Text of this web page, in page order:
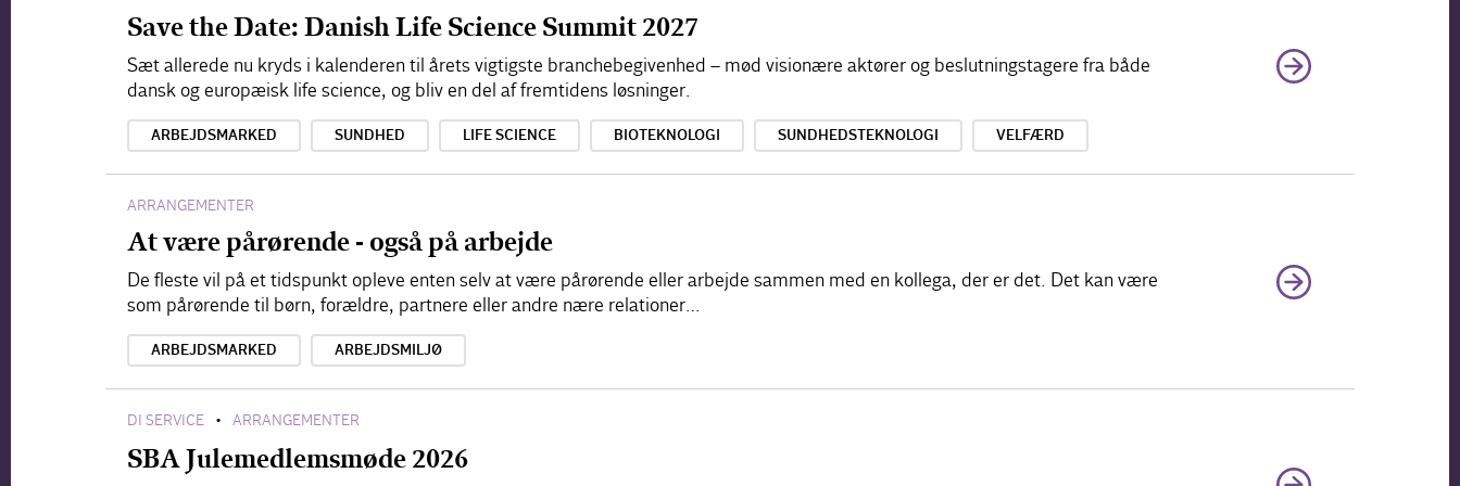
Save the Date: Danish Life Science Summit 2027
Sæt allerede nu kryds i kalenderen til årets vigtigste branchebegivenhed – mød visionære aktører og beslutningstagere fra både
dansk og europæisk life science, og bliv en del af fremtidens løsninger.
ARBEJDSMARKED SUNDHED LIFE SCIENCE BIOTEKNOLOGI SUNDHEDSTEKNOLOGI VELFÆRD
ARRANGEMENTER
At være pårørende - også på arbejde
De fleste vil på et tidspunkt opleve enten selv at være pårørende eller arbejde sammen med en kollega, der er det. Det kan være
som pårørende til børn, forældre, partnere eller andre nære relationer…
ARBEJDSMARKED ARBEJDSMILJØ
DI SERVICE • ARRANGEMENTER
SBA Julemedlemsmøde 2026